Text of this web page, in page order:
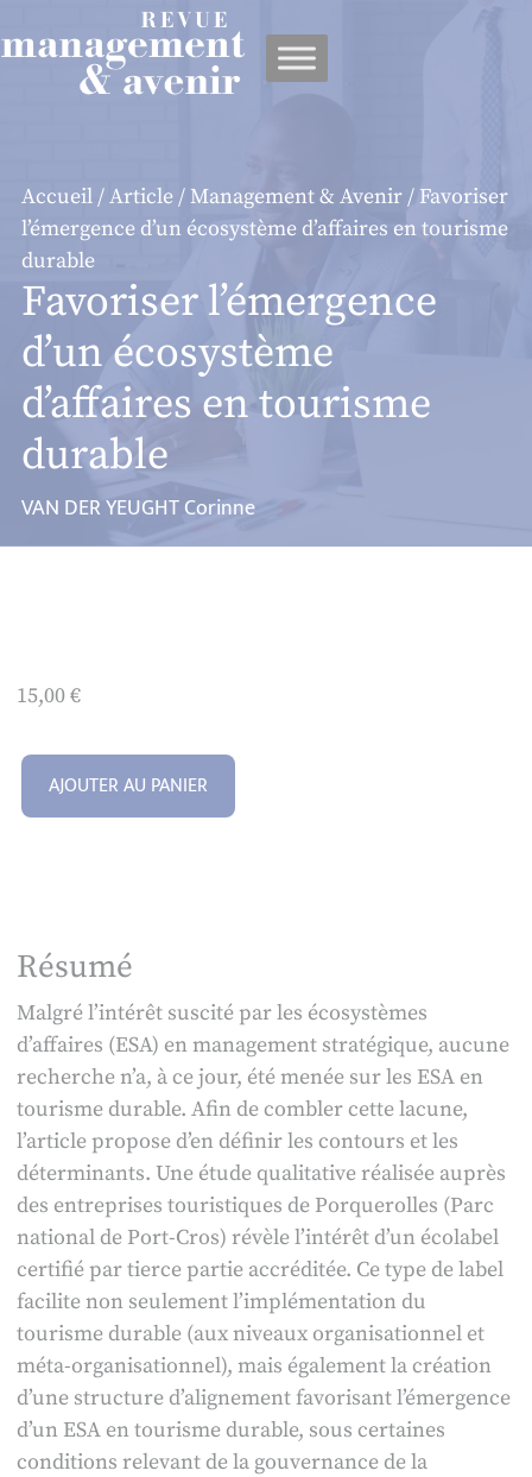
Accueil/Article/Management & Avenir/ Favoriser
l’émergence d’un écosystème d’affaires en tourisme
durable
Favoriser l’émergence
d’un écosystème
d’affaires en tourisme
durable
VAN DER YEUGHT Corinne
15,00€
AJOUTER AU PANIER
Résumé
Malgré l’intérêt suscité par les écosystèmes
d’affaires (ESA) en management stratégique, aucune
recherche n’a, à ce jour, été menée sur les ESA en
tourisme durable. Afin de combler cette lacune,
l’article propose d’en définir les contours et les
déterminants. Une étude qualitative réalisée auprès
des entreprises touristiques de Porquerolles (Parc
national de Port-Cros) révèle l’intérêt d’un écolabel
certifié par tierce partie accréditée. Ce type de label
facilite non seulement l’implémentation du
tourisme durable (aux niveaux organisationnel et
méta-organisationnel), mais également la création
d’une structure d’alignement favorisant l’émergence
d’un ESA en tourisme durable, sous certaines
conditions relevant de la gouvernance de la
Panneau de gestion des cookies